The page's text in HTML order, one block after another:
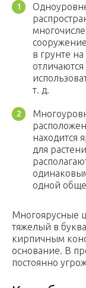
в грунте
т. д.
находится
для
одной
Многоярусные
тяжелый в
кирпичным
основание. В
постоянно